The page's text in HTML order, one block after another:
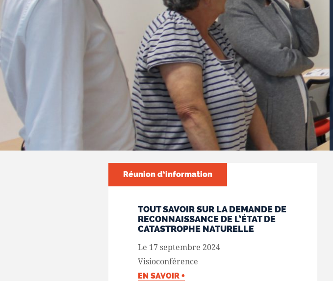
TOUT SAVOIR SUR LA DEMANDE DE
RECONNAISSANCE DE L’ÉTAT DE
CATASTROPHE NATURELLE
Le 17 septembre 2024
Visioconférence
EN SAVOIR +
Réunion d’information